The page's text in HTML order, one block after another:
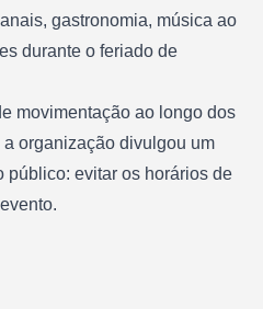
gastronomia, música ao
durante o feriado de
movimentação ao longo dos
organização divulgou um
público: evitar os horários de